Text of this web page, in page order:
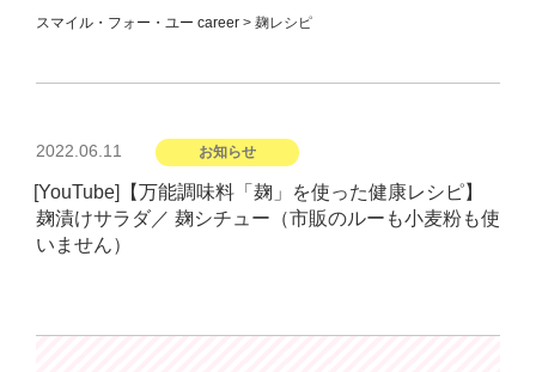
スマイル・フォー・ユー career > 麹レシピ
投
日:
2022.06.11 お知らせ
[YouTube]【万能調味料「麹」を使った健康レシピ】
麹漬けサラダ／ 麹シチュー（市販のルーも小麦粉も使
いません）